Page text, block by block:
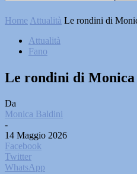
Home Attualità Le rondini di
Attualità
Fano
Le rondini di
Da
Monica Baldini
-
14 Maggio 2026
Facebook
Twitter
WhatsApp